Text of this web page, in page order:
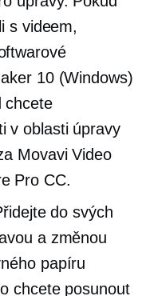
s videem,
10 (Windows)
chcete
v oblasti úpravy
Movavi Video
Pro CC.
do svých
a změnou
papíru
chcete posunout